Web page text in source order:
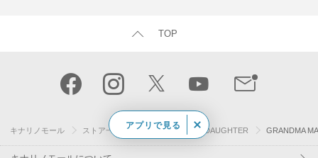
TOP
キナリノモール ストア一覧 GRANDMA MAMA DAUGHTER GRANDMA
アプリで見る